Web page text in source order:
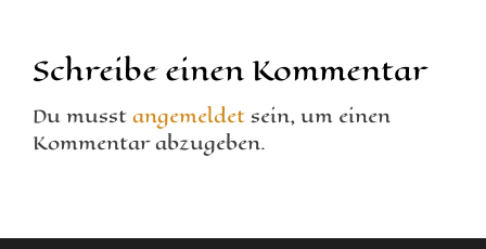
Schreibe einen Kommentar
Du musstangemeldetsein, um einen
Kommentar abzugeben.